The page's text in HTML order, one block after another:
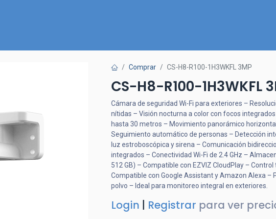
Comprar CS-H8-R100-1H3WKFL 3MP
CS-H8-R100-1H3WKFL
Cámara de seguridad Wi-Fi para exteriores –
nítidas – Visión nocturna a color con focos
hasta 30 metros – Movimiento panorámico
Seguimiento automático de personas – Detección
luz estroboscópica y sirena – Comunicación
integrados – Conectividad Wi-Fi de 2.4 GHz –
512 GB) – Compatible con EZVIZ CloudPlay –
Compatible con Google Assistant y Amazon Alexa –
polvo – Ideal para monitoreo integral en exteriores.
Login Registrar para ver